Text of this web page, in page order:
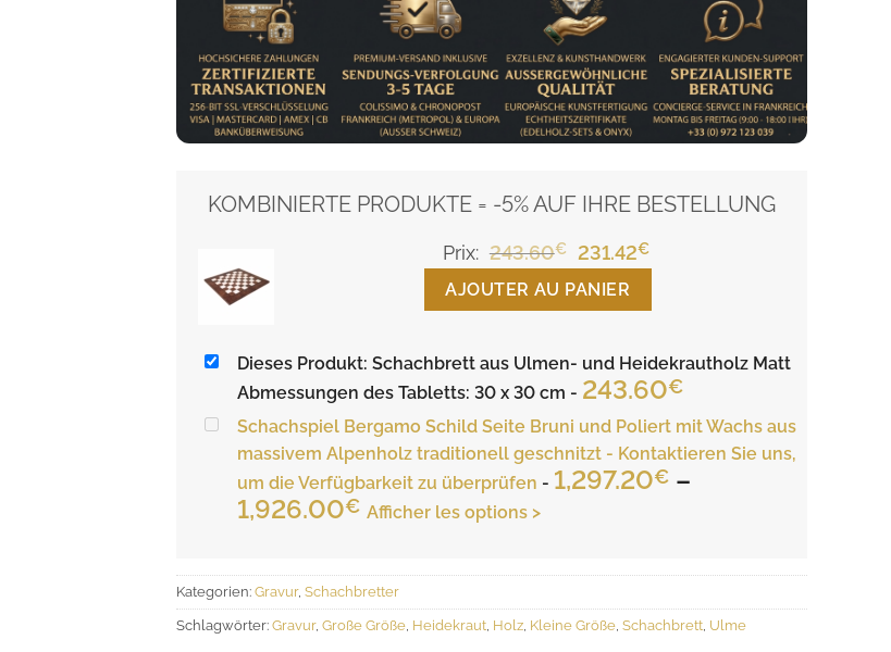
KOMBINIERTE PRODUKTE = -5% AUF IHRE BESTELLUNG
Prix: 243.60€
Ursprünglicher
Preis
war:
231.42€Aktueller
ist:
AJOUTER AU PANIER
Dieses Produkt: Schachbrett aus Ulmen- und Heidekrautholz Matt
Abmessungen des Tabletts: 30 x 30 cm - 243.60€
Schachspiel Bergamo Schild Seite Bruni und Poliert mit Wachs aus
massivem Alpenholz traditionell geschnitzt - Kontaktieren Sie uns,
um die Verfügbarkeit zu überprüfen - 1,297.20€ –
1,926.00€Preisspanne:
1,926.00€
Afficher les options >
Kategorien: Gravur, Schachbretter
Schlagwörter: Gravur, Große Größe, Heidekraut, Holz, Kleine Größe, Schachbrett, Ulme